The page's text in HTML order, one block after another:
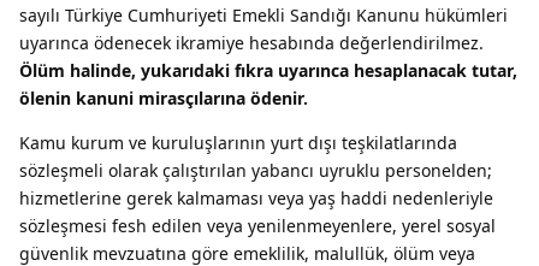
sayılı Türkiye Cumhuriyeti Emekli Sandığı Kanunu hükümleri
uyarınca ödenecek ikramiye hesabında değerlendirilmez.
Ölüm halinde, yukarıdaki fıkra uyarınca hesaplanacak tutar,
ölenin kanuni mirasçılarına ödenir.
Kamu kurum ve kuruluşlarının yurt dışı teşkilatlarında
sözleşmeli olarak çalıştırılan yabancı uyruklu personelden;
hizmetlerine gerek kalmaması veya yaş haddi nedenleriyle
sözleşmesi fesh edilen veya yenilenmeyenlere, yerel sosyal
güvenlik mevzuatına göre emeklilik, malullük, ölüm veya